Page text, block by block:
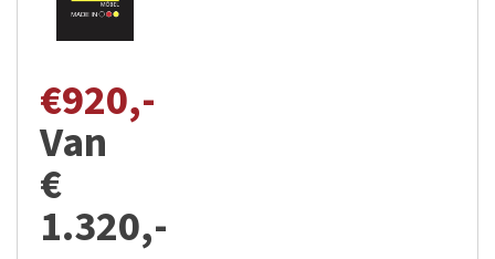
€920,-
Van
€
1.320,-